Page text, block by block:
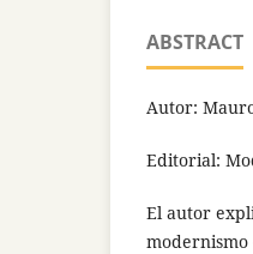
ABSTRACT
Autor:
Editorial:
El autor